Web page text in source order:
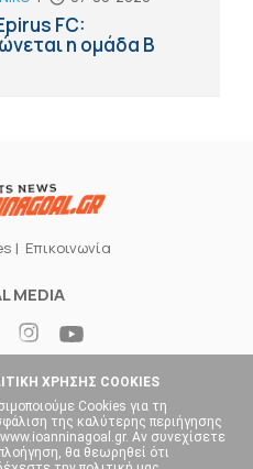
ΧΡΗΣΗΣ COOKIES
Cookies για τη
της καλύτερης περιήγησης
Αν συνεχίσετε
θα θεωρηθεί ότι
FC:
η ομάδα B
Επικοινωνία
MEDIA
ΜΠΑΣΚΕΤ ΒΟΛΕΪ
ΧΑΝΤΜΠΟΛ
ΕΠΙΚΑΙΡΟΤΗΤΑ